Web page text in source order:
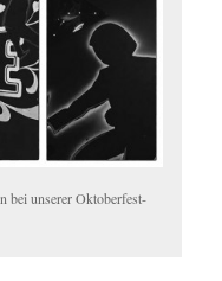
bei unserer Oktoberfest-